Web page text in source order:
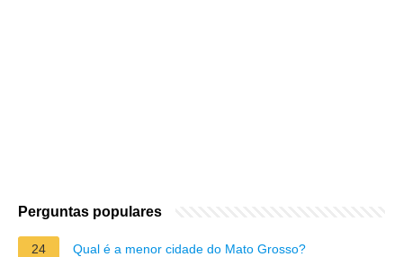
Perguntas populares
24 Qual é a menor cidade do Mato Grosso?